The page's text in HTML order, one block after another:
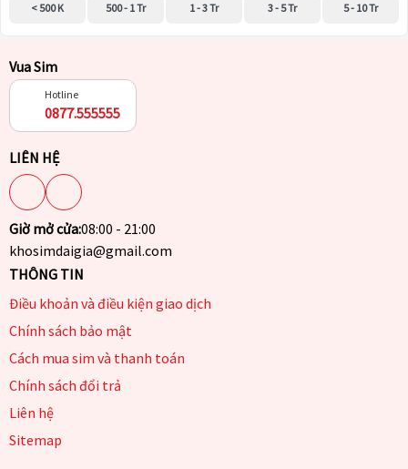
< 500 K 500 - 1 Tr 1 - 3 Tr 3 - 5 Tr 5 - 10 Tr
Vua Sim
Hotline
0877.555555
LIÊN HỆ
Giờ mở cửa:08:00 - 21:00
khosimdaigia@gmail.com
THÔNG TIN
Điều khoản và điều kiện giao dịch
Chính sách bảo mật
Cách mua sim và thanh toán
Chính sách đổi trả
Liên hệ
Sitemap